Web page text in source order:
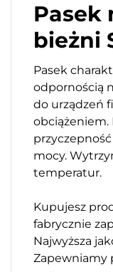
Pasek
bieżni
Pasek
odpornością
do urządzeń
obciążeniem.
mocy.
temperatur.
Kupujesz
fabrycznie
Najwyższa
Zapewniamy